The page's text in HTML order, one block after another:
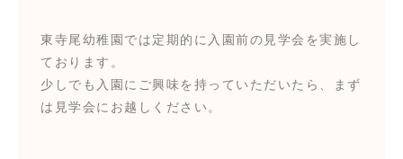
東寺尾幼稚園では定期的に入園前の見学会を実施し
ております。
少しでも入園にご興味を持っていただいたら、まず
は見学会にお越しください。